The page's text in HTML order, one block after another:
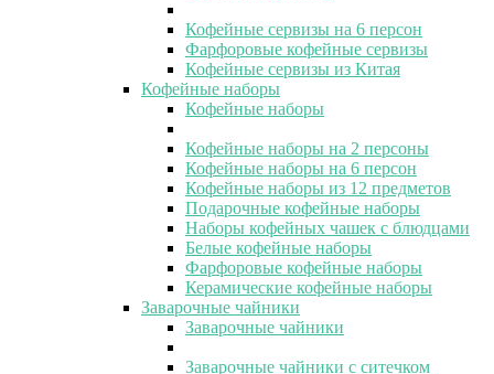
Кофейные сервизы на 6 персон
Фарфоровые кофейные сервизы
Кофейные сервизы из Китая
Кофейные наборы
Кофейные наборы
Кофейные наборы на 2 персоны
Кофейные наборы на 6 персон
Кофейные наборы из 12 предметов
Подарочные кофейные наборы
Наборы кофейных чашек с блюдцами
Белые кофейные наборы
Фарфоровые кофейные наборы
Керамические кофейные наборы
Заварочные чайники
Заварочные чайники
Заварочные чайники с ситечком